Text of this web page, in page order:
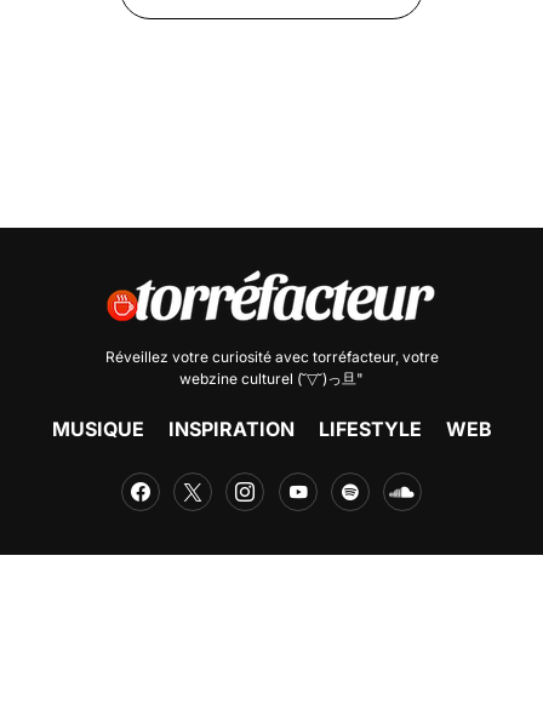
Réveillez votre curiosité avec torréfacteur, votre
webzine culturel (˘▽˘)っ旦"
MUSIQUE INSPIRATION LIFESTYLE WEB